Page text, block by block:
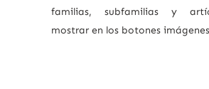
familias, subfamilias y
mostrar en los botones